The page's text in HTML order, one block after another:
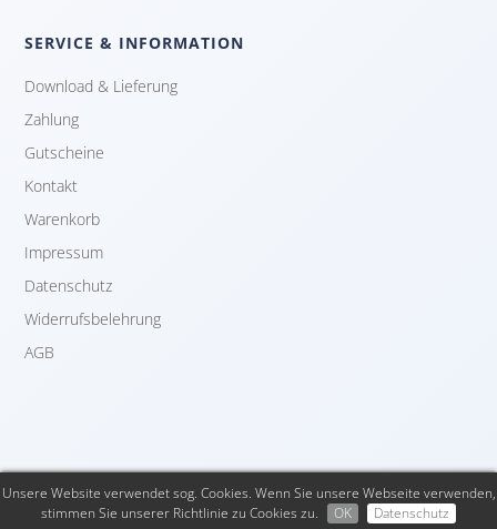
Unsere Website verwendet sog. Cookies. Wenn Sie unsere Webseite verwenden,
stimmen Sie unserer Richtlinie zu Cookies zu.
OK Datenschutz
SERVICE & INFORMATION
Download & Lieferung
Zahlung
Gutscheine
Kontakt
Warenkorb
Impressum
Datenschutz
Widerrufsbelehrung
AGB
Copyright © by thebrandavatar.de. All rights reserved